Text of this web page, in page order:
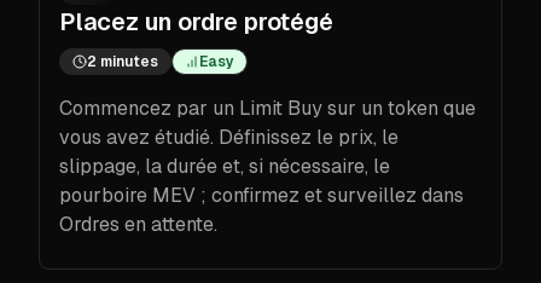
Placez un ordre protégé
2 minutes Easy
Commencez par un Limit Buy sur un token que
vous avez étudié. Définissez le prix, le
slippage, la durée et, si nécessaire, le
pourboire MEV ; confirmez et surveillez dans
Ordres en attente.